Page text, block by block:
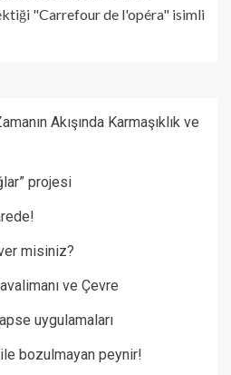
"Carrefour de l'opéra" isimli
Akışında Karmaşıklık ve
projesi
misiniz?
ve Çevre
uygulamaları
bozulmayan peynir!